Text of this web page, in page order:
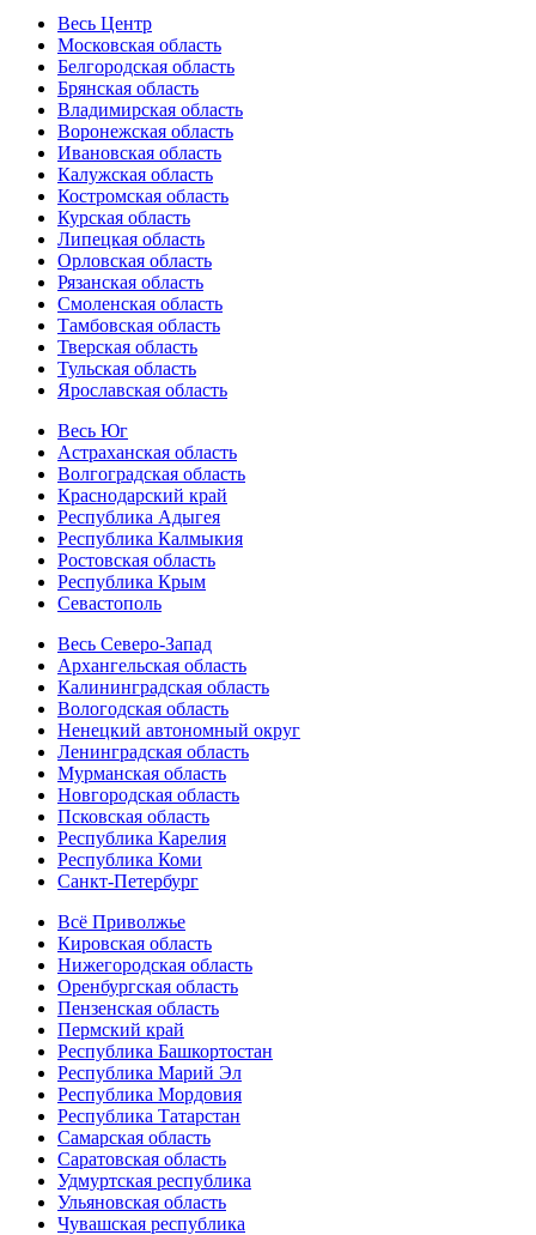
Весь Центр
Московская область
Белгородская область
Брянская область
Владимирская область
Воронежская область
Ивановская область
Калужская область
Костромская область
Курская область
Липецкая область
Орловская область
Рязанская область
Смоленская область
Тамбовская область
Тверская область
Тульская область
Ярославская область
Весь Юг
Астраханская область
Волгоградская область
Краснодарский край
Республика Адыгея
Республика Калмыкия
Ростовская область
Республика Крым
Севастополь
Весь Северо-Запад
Архангельская область
Калининградская область
Вологодская область
Ненецкий автономный округ
Ленинградская область
Мурманская область
Новгородская область
Псковская область
Республика Карелия
Республика Коми
Санкт-Петербург
Всё Приволжье
Кировская область
Нижегородская область
Оренбургская область
Пензенская область
Пермский край
Республика Башкортостан
Республика Марий Эл
Республика Мордовия
Республика Татарстан
Самарская область
Саратовская область
Удмуртская республика
Ульяновская область
Чувашская республика